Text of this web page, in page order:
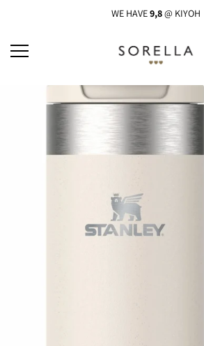
WE HAVE9,8@ KIYOH